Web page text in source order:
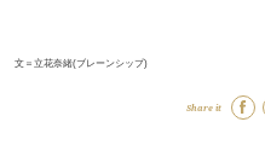
文＝立花奈緒(ブレーンシップ)
Share it